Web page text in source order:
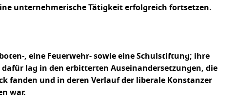
unternehmerische Tätigkeit erfolgreich fortsetzen.
, eine Feuerwehr- sowie eine Schulstiftung; ihre
lag in den erbitterten Auseinandersetzungen, die
fanden und in deren Verlauf der liberale Konstanzer
war.